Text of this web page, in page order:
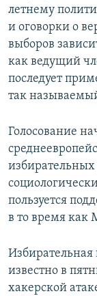
летнему
и оговорки о
выборов
как ведущий
последует
так
Голосование
пользуется
в то время как
известно в
хакерской